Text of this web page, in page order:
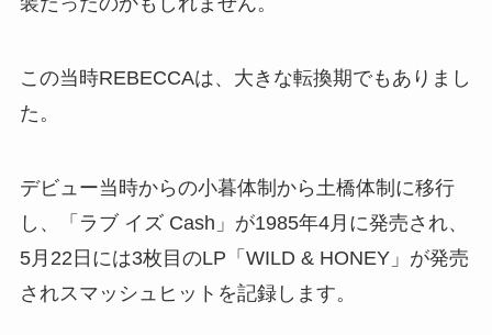
この当時REBECCAは、大きな転換期でもありまし
た。
デビュー当時からの小暮体制から土橋体制に移行
し、「ラブ イズ Cash」が1985年4月に発売され、
5月22日には3枚目のLP「WILD & HONEY」が発売
されスマッシュヒットを記録します。